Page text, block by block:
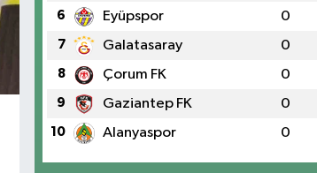
6 Eyüpspor 0
7 Galatasaray 0
8 Çorum FK 0
9 Gaziantep FK 0
10 Alanyaspor 0